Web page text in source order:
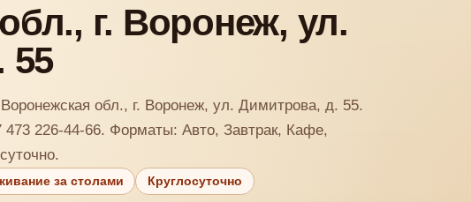
г. Воронеж, ул.
55
обл., г. Воронеж, ул. Димитрова, д. 55.
473 226-44-66. Форматы: Авто, Завтрак, Кафе,
за столами Круглосуточно